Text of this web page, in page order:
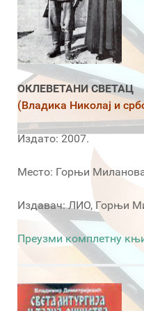
ОКЛЕВЕТАНИ СВЕТАЦ
(Владика Николај и
Издато: 2007.
Место: Горњи
Издавач: ЛИО, Горњи
Преузми комплетну